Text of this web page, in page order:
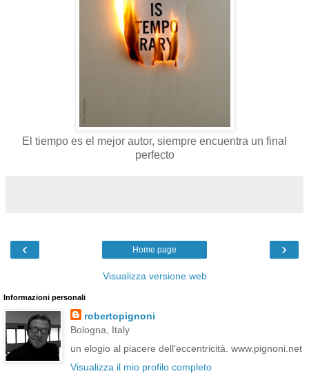
El tiempo es el mejor autor, siempre encuentra un final
perfecto
‹ ›
Home page
Visualizza versione web
Informazioni personali
robertopignoni
Bologna, Italy
un elogio al piacere dell'eccentricità. www.pignoni.net
Visualizza il mio profilo completo